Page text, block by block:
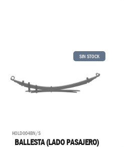
SIN STOCK
HOLD004BN/S
BALLESTA (LADO PASAJERO)